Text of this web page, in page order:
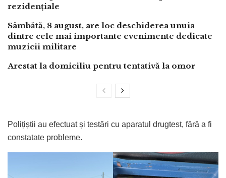
rezidențiale
Sâmbătă, 8 august, are loc deschiderea unuia
dintre cele mai importante evenimente dedicate
muzicii militare
Arestat la domiciliu pentru tentativă la omor
Polițiștii au efectuat și testări cu aparatul drugtest, fără a fi
constatate probleme.